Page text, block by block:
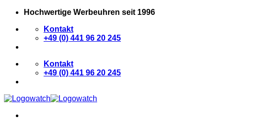
Zum
springen
Hochwertige Werbeuhren seit 1996
Kontakt
+49 (0) 441 96 20 245
Kontakt
+49 (0) 441 96 20 245